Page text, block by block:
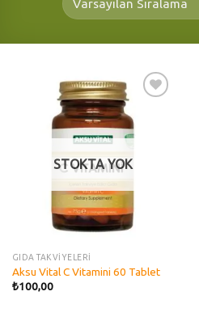
wishlist
STOKTA YOK
GIDA TAKVİYELERİ
Aksu Vital C Vitamini 60 Tablet
₺100,00